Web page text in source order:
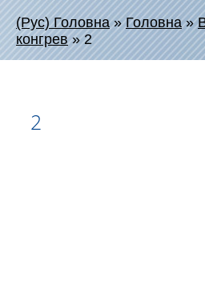
(Рус) Головна»Головна»
конгрев»2
2